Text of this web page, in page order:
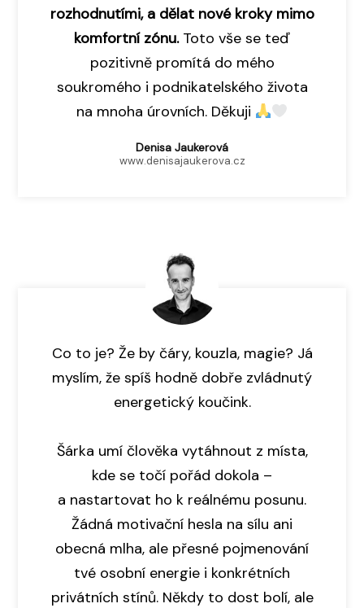
rozhodnutími, a dělat nové kroky mimo
komfortní zónu.Toto vše se teď
pozitivně promítá do mého
soukromého i podnikatelského života
na mnoha úrovních. Děkuji
Denisa Jaukerová
www.denisajaukerova.cz
Co to je? Že by čáry, kouzla, magie? Já
myslím, že spíš hodně dobře zvládnutý
energetický koučink.
Šárka umí člověka vytáhnout z místa,
kde se točí pořád dokola –
a nastartovat ho k reálnému posunu.
Žádná motivační hesla na sílu ani
obecná mlha, ale přesné pojmenování
tvé osobní energie i konkrétních
privátních stínů. Někdy to dost bolí, ale